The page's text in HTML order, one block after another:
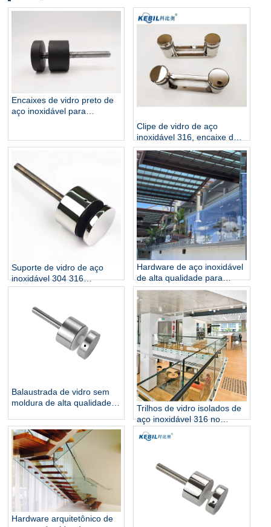
Encaixes de vidro preto de
aço inoxidável para
braçadeira de corrimão
Clipe de vidro de aço
inoxidável 316, encaixe de
encaixe de vidro para
balaustradas e corrimãos de
escada de vidro com
acabamento espelhado
Suporte de vidro de aço
inoxidável 304 316
escovado para concreto ou
Hardware de aço inoxidável
de alta qualidade para
trilhos de vidro de 12 mm
para pisos de decks de
escadas montados com
acabamento espelhado
Balaustrada de vidro sem
moldura de alta qualidade,
de vidro em aço inoxidável
316, suporte de corrimão de
escada
Trilhos de vidro isolados de
aço inoxidável 316 no
atacado para projetos
comerciais e residenciais
Hardware arquitetônico de